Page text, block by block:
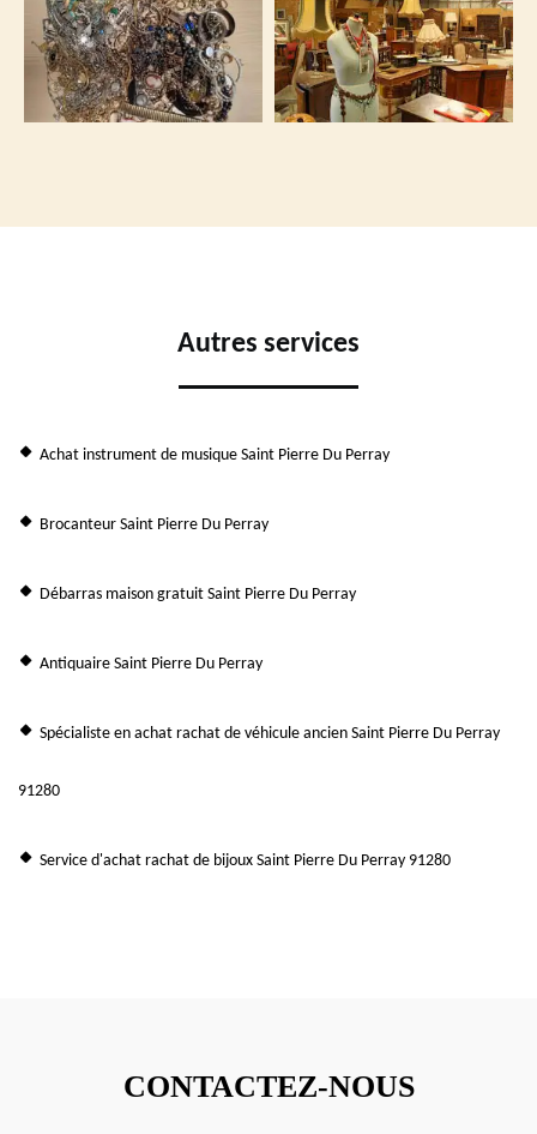
Autres services
Achat instrument de musique Saint Pierre Du Perray
Brocanteur Saint Pierre Du Perray
Débarras maison gratuit Saint Pierre Du Perray
Antiquaire Saint Pierre Du Perray
Spécialiste en achat rachat de véhicule ancien Saint Pierre Du Perray
91280
Service d'achat rachat de bijoux Saint Pierre Du Perray 91280
CONTACTEZ-NOUS